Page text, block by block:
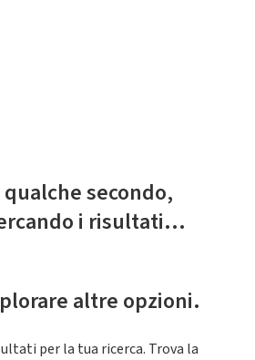
secondo,
i risultati...
altre opzioni.
per la tua ricerca. Trova la